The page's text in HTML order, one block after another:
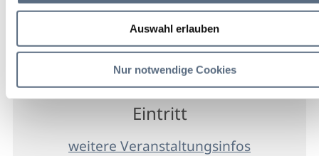
Auswahl erlauben
Nur notwendige Cookies
Bad Tölz
VitalZentrum
90,00 €
Eintritt
weitere Veranstaltungsinfos